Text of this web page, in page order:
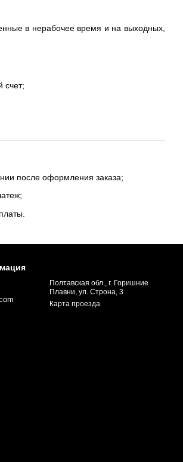
в нерабочее время и на выходных,
счет;
после оформления заказа;
Полтавская обл., г. Горишние
Плавни, ул. Строна, 3
Карта проезда